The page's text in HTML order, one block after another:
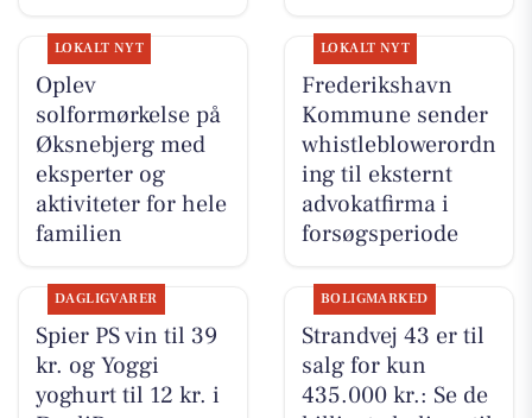
LOKALT NYT
Oplev
solformørkelse på
Øksnebjerg med
eksperter og
aktiviteter for hele
familien
LOKALT NYT
Frederikshavn
Kommune sender
whistleblowerordn
ing til eksternt
advokatfirma i
forsøgsperiode
DAGLIGVARER
Spier PS vin til 39
kr. og Yoggi
yoghurt til 12 kr. i
BOLIGMARKED
Strandvej 43 er til
salg for kun
435.000 kr.: Se de